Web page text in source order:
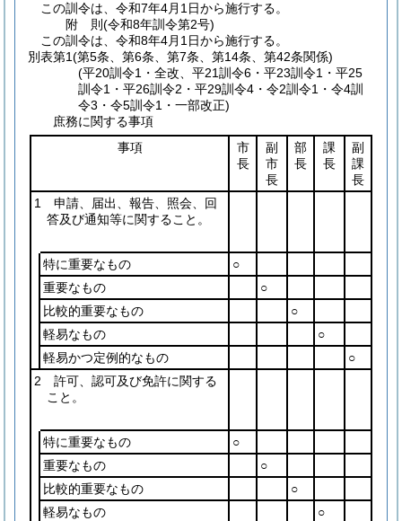
この訓令は、令和7年4月1日から施行する。
附 則(令和8年訓令第2号)
この訓令は、令和8年4月1日から施行する。
別表第1(第5条、第6条、第7条、第14条、第42条関係)
(平20訓令1・全改、平21訓令6・平23訓令1・平25
訓令1・平26訓令2・平29訓令4・令2訓令1・令4訓
令3・令5訓令1・一部改正)
庶務に関する事項
事項
市
長
副
市
長
部
長
課
長
副
課
長
1 申請、届出、報告、照会、回
答及び通知等に関すること。
特に重要なもの
○
重要なもの
○
比較的重要なもの
○
軽易なもの
○
軽易かつ定例的なもの
○
2 許可、認可及び免許に関する
こと。
特に重要なもの
○
重要なもの
○
比較的重要なもの
○
軽易なもの
○